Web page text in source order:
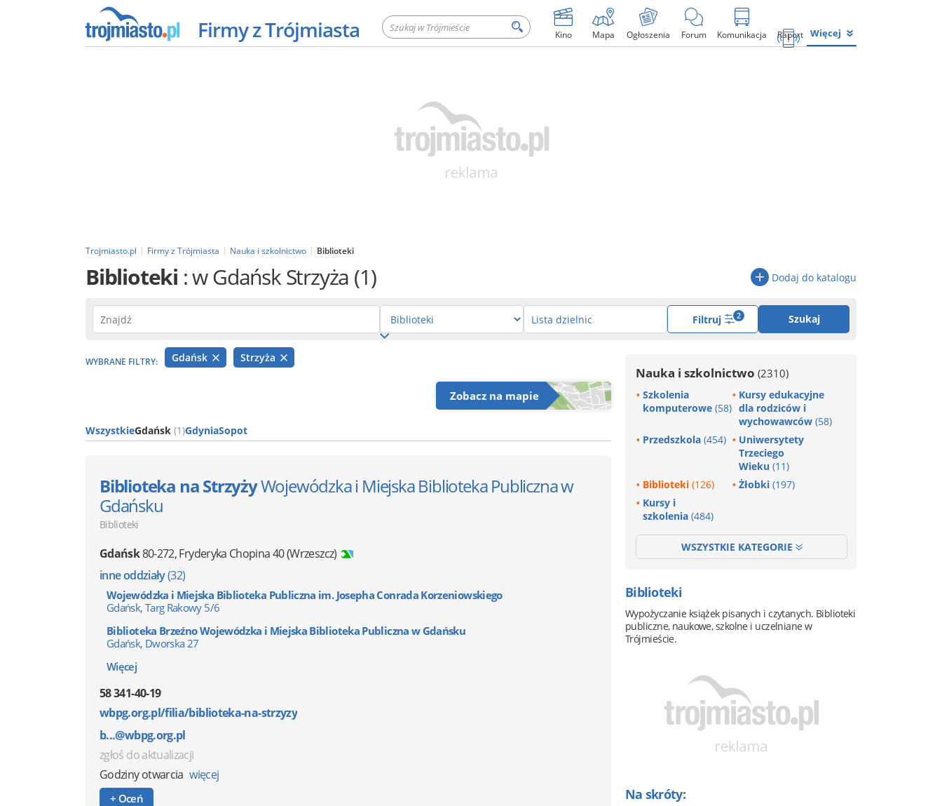
Firmy z Trójmiasta Kino Mapa Ogłoszenia Forum Komunikacja Raport Więcej
Trojmiasto.pl Firmy z Trójmiasta Nauka i szkolnictwo Biblioteki
Biblioteki : w Gdańsk Strzyża (1) Dodaj do katalogu
Filtruj 2 Szukaj
WYBRANE FILTRY: Gdańsk Strzyża
Zobacz na mapie
WszystkieGdańsk (1)GdyniaSopot
Biblioteka na StrzyżyWojewódzka i Miejska Biblioteka Publiczna w
Gdańsku
Biblioteki
Gdańsk80-272,Fryderyka Chopina 40(Wrzeszcz)
inne oddziały(32)
Wojewódzka i Miejska Biblioteka Publiczna im. Josepha Conrada Korzeniowskiego
Gdańsk, Targ Rakowy 5/6
Biblioteka Brzeźno Wojewódzka i Miejska Biblioteka Publiczna w Gdańsku
Gdańsk, Dworska 27
Więcej
58 341-40-19
wbpg.org.pl/filia/biblioteka-na-strzyzy
b...@wbpg.org.pl
zgłoś do aktualizacji
Godziny otwarcia więcej
+ Oceń
Nauka i szkolnictwo (2310)
Szkolenia
komputerowe (58)
Kursy edukacyjne
dla rodziców i
wychowawców (58)
Przedszkola (454)
Uniwersytety
Trzeciego
Wieku (11)
Biblioteki (126) Żłobki (197)
Kursy i
szkolenia (484)
WSZYSTKIE KATEGORIE
Biblioteki
Wypożyczanie książek pisanych i czytanych. Biblioteki
publiczne, naukowe, szkolne i uczelniane w
Trójmieście.
Na skróty: